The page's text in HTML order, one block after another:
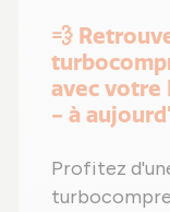
💨
avec votre
- à
Profitez